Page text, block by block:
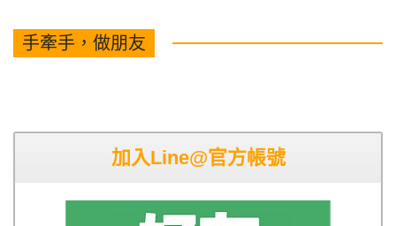
手牽手，做朋友
加入Line@官方帳號